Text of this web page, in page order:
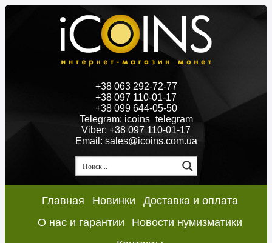
+38 063 292-72-77
+38 097 110-01-17
+38 099 644-05-50
Telegram: icoins_telegram
Viber: +38 097 110-01-17
Email: sales@icoins.com.ua
Главная Новинки
Доставка и оплата
О нас и гарантии
Новости нумизматики